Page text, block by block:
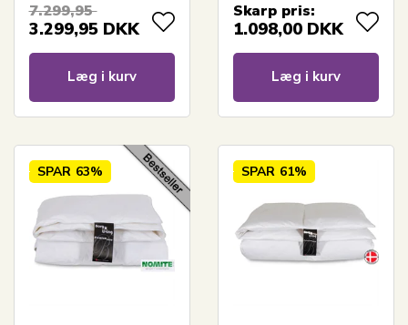
Diamanten
7.299,95
3.299,95 DKK
Læg i kurv
Skarp pris:
1.098,00 DKK
Læg i kurv
SPAR 63% SPAR 61%